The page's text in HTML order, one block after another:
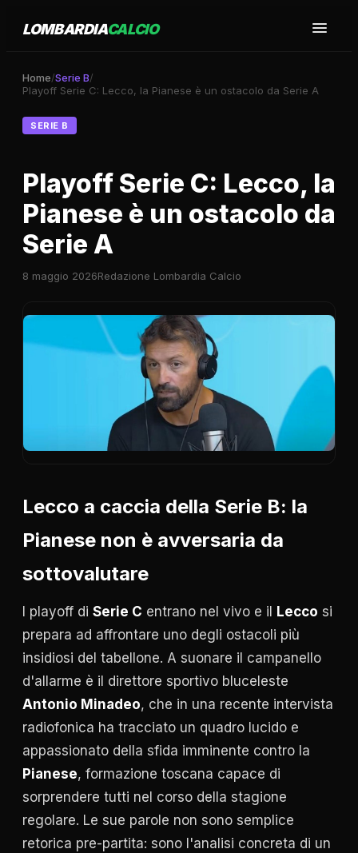
LOMBARDIACALCIO
Home/Serie B/
Playoff Serie C: Lecco, la Pianese è un ostacolo da Serie A
SERIE B
Playoff Serie C: Lecco, la
Pianese è un ostacolo da
Serie A
8 maggio 2026Redazione Lombardia Calcio
Lecco a caccia della Serie B: la
Pianese non è avversaria da
sottovalutare
I playoff di Serie C entrano nel vivo e il Lecco si
prepara ad affrontare uno degli ostacoli più
insidiosi del tabellone. A suonare il campanello
d'allarme è il direttore sportivo bluceleste
Antonio Minadeo, che in una recente intervista
radiofonica ha tracciato un quadro lucido e
appassionato della sfida imminente contro la
Pianese, formazione toscana capace di
sorprendere tutti nel corso della stagione
regolare. Le sue parole non sono semplice
retorica pre-partita: sono l'analisi concreta di un